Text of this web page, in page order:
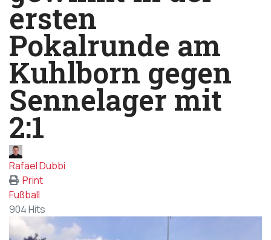
ersten
Pokalrunde am
Kuhlborn gegen
Sennelager mit
2:1
Rafael Dubbi
Print
Fußball
904 Hits